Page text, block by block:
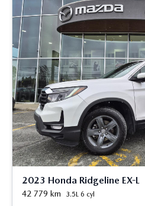
2023 Honda Ridgeline EX-L
42 779 km 3.5L 6 cyl